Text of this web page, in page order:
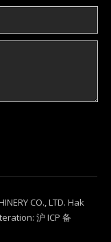
CO., LTD. Hak
沪 ICP 备